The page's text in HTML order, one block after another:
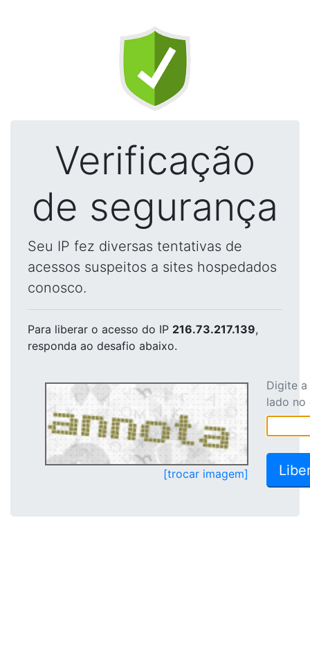
Verificação
de segurança
Seu IP fez diversas tentativas de
acessos suspeitos a sites hospedados
conosco.
Para liberar o acesso do IP 216.73.217.139,
responda ao desafio abaixo.
[trocar imagem]
Digite
lado no